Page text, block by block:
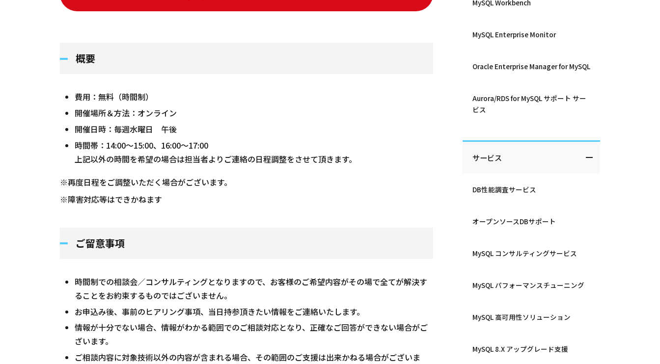
概要
費用：無料（時間制）
開催場所＆方法：オンライン
開催日時：毎週水曜日 午後
時間帯：14:00～15:00、16:00～17:00
上記以外の時間を希望の場合は担当者よりご連絡の日程調整をさせて頂きます。
※再度日程をご調整いただく場合がございます。
※障害対応等はできかねます
ご留意事項
時間制での相談会／コンサルティングとなりますので、お客様のご希望内容がその場で全てが解決す
ることをお約束するものではございません。
お申込み後、事前のヒアリング事項、当日持参頂きたい情報をご連絡いたします。
情報が十分でない場合、情報がわかる範囲でのご相談対応となり、正確なご回答ができない場合がご
ざいます。
ご相談内容に対象技術以外の内容が含まれる場合、その範囲のご支援は出来かねる場合がございま
MySQL Workbench
MySQL Enterprise Monitor
Oracle Enterprise Manager for MySQL
Aurora/RDS for MySQL サポート サー
ビス
サービス
DB性能調査サービス
オープンソースDBサポート
MySQL コンサルティングサービス
MySQL パフォーマンスチューニング
MySQL 高可用性ソリューション
MySQL 8.X アップグレード支援